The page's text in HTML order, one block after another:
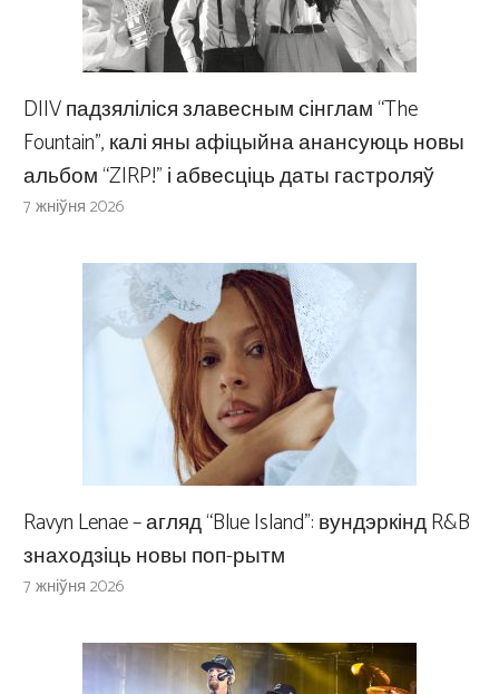
DIIV падзяліліся злавесным сінглам “The
Fountain”, калі яны афіцыйна анансуюць новы
альбом “ZIRP!” і абвесціць даты гастроляў
7 жніўня 2026
Ravyn Lenae – агляд “Blue Island”: вундэркінд R&B
знаходзіць новы поп-рытм
7 жніўня 2026